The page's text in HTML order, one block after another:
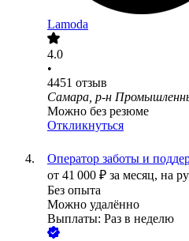
Lamoda
4.0
•
4451 отзыв
Самара, р-н
Можно без резюме
Откликнуться
Оператор заботы и
от 41 000 ₽ за месяц, на
Без опыта
Можно удалённо
Выплаты: Раз в неделю